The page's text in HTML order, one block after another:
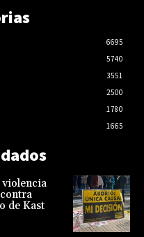
6695
5740
3551
2500
1780
1665
violencia
de Kast